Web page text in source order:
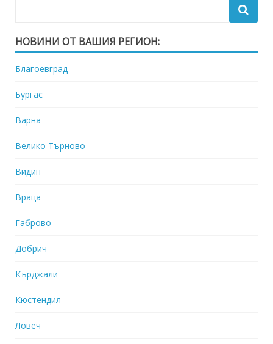
НОВИНИ ОТ ВАШИЯ РЕГИОН:
Благоевград
Бургас
Варна
Велико Търново
Видин
Враца
Габрово
Добрич
Кърджали
Кюстендил
Ловеч